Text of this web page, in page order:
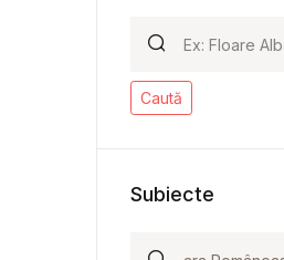
Caută
Subiecte